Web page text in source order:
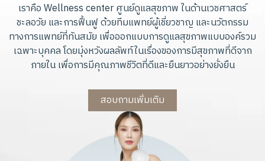
เราคือ Wellness center ศูนย์ดูแลสุขภาพ ในด้านเวชศาสตร์
ชะลอวัย และการฟื้นฟู ด้วยทีมแพทย์ผู้เชี่ยวชาญ และนวัตกรรม
ทางการแพทย์ที่ทันสมัย เพื่อออกแบบการดูแลสุขภาพแบบองค์รวม
เฉพาะบุคคล โดยมุ่งหวังผลลัพท์ในเรื่องของการมีสุขภาพที่ดีจาก
ภายใน เพื่อการมีคุณภาพชีวิตที่ดีและยืนยาวอย่างยั่งยืน
สอบถามเพิ่มเติม